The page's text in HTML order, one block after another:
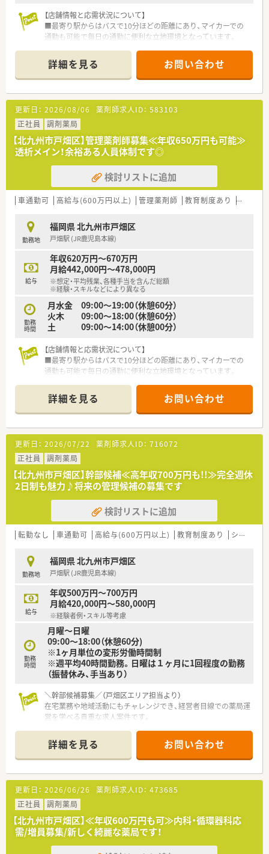
【求人情報について】
■正社員としての募集となっており、これまでのご経験に応じて
がしっかりと評価される仕組みがあります。
■年俸制（賞与無し）か月給制（賞与あり）か希望に応じて選択可
■嬉しい完全週休2日制♪
【店舗情報と応需状況について】
■最寄り駅からはバスで10分ほどの距離にあり、マイカーでの
通勤も可能で毎日の通勤に便利な立地環境となっています。
知識を深めながら日々の業務に取り組める環境です。
■薬剤師2名と事務員2.5名の手厚い人員体制を整えており、一人
ひとりの業務負担を軽減しながらゆとりを持って働けます。
【法人特徴について】
■福岡市や北九州市などのエリアで複数の店舗を運営しており、
創業から39年目を迎える地域に根差した安定企業です。
■クリニックの開院と同時に開局するケースが多く、門前医療機
関との関係性が非常に良好でスムーズな連携が可能です。
■利益をしっかりと社員に還元する社風があり、役職に関係なく
毎年確実な昇給実績があるため長く安心して働けます。
■年間休日は120.5日と非常に多く、お盆や年末年始の休暇に加
えて誕生日月には1日の特別休暇を取得することができます。
■管理薬剤師候補または一般薬剤師の募集を行っており、ご経験
やスキルに応じて年収600万円から650万円の提示が可能です。
■年間休日は120.5日と非常に多く、お盆や年末年始の休暇に加
えて誕生日月には1日の特別休暇を取得することができます。
■通勤手当や時間外手当はもちろんのこと、研修会費用の補助や
処方箋負担額の半額を補助する医療制度など手当が充実してい
ます。
【こんな取り組みをしています】
■地域の公民館などで住民100人規模の健康セミナーを定期的
に開催し、地域社会の健康増進に積極的に貢献しています。
診日特別休暇など、子育て世代を手厚く支援する制度がありま
す。
■地域医療への貢献を目指し、市の急患センターや学校薬剤師な
ど外部の行政活動にも積極的に参加できる体制を整えていま
す。
詳細を見る お問い合わせ
更新日： 2026/08/06 薬剤師求人ID： 583103
正社員
調剤薬局
【北九州市戸畑区】管理薬剤師募集≪年収650万円も可能≫
透析メイン！余裕ある人員体制です◎
検討リストに追加
車通勤可 高給与(600万円以上) 管理薬剤師 教育制度あり シフト
勤務地
福岡県 北九州市戸畑区
戸畑駅 (JR鹿児島本線)
給与
年収620万円～670万円
月給442,000円～478,000円
※想定・平均残業、各種手当を含んだ総額
※経験・スキルなどにより異なる
勤務
時間
月水金 09:00～19:00（休憩60分）
火木 09:00～18:00（休憩60分）
土 09:00～14:00（休憩00分）
【店舗情報と応需状況について】
■最寄り駅からはバスで10分ほどの距離にあり、マイカーでの
通勤も可能で毎日の通勤に便利な立地環境となっています。
知識を深めながら日々の業務に取り組める環境です。
■薬剤師2名と事務員2.5名の手厚い人員体制を整えており、一人
ひとりの業務負担を軽減しながらゆとりを持って働けます。
【法人特徴について】
■福岡市や北九州市などのエリアで複数の店舗を運営しており、
創業から39年目を迎える地域に根差した安定企業です。
■クリニックの開院と同時に開局するケースが多く、門前医療機
関との関係性が非常に良好でスムーズな連携が可能です。
■利益をしっかりと社員に還元する社風があり、役職に関係なく
毎年確実な昇給実績があるため長く安心して働けます。
■年間休日は120.5日と非常に多く、お盆や年末年始の休暇に加
えて誕生日月には1日の特別休暇を取得することができます。
■管理薬剤師候補または一般薬剤師の募集を行っており、ご経験
やスキルに応じて年収600万円から650万円の提示が可能です。
■年間休日は120.5日と非常に多く、お盆や年末年始の休暇に加
えて誕生日月には1日の特別休暇を取得することができます。
■通勤手当や時間外手当はもちろんのこと、研修会費用の補助や
処方箋負担額の半額を補助する医療制度など手当が充実してい
ます。
【こんな取り組みをしています】
■地域の公民館などで住民100人規模の健康セミナーを定期的
に開催し、地域社会の健康増進に積極的に貢献しています。
■お子さんが産まれて1年以内のオムツ代補助制度や産婦人科受
す。
■地域医療への貢献を目指し、市の急患センターや学校薬剤師な
ど外部の行政活動にも積極的に参加できる体制を整えていま
す。
詳細を見る お問い合わせ
更新日： 2026/07/22 薬剤師求人ID： 716072
正社員
調剤薬局
【北九州市戸畑区】幹部候補≪高年収700万円も!!≫完全週休
2日制も魅力♪将来の管理候補の募集です
検討リストに追加
転勤なし 車通勤可 高給与(600万円以上) 教育制度あり シフト制
勤務地
福岡県 北九州市戸畑区
戸畑駅 (JR鹿児島本線)
給与
年収500万円～700万円
月給420,000円～580,000円
※経験者例・スキル等考慮
勤務
時間
月曜〜日曜
09:00～18:00（休憩60分)
※1ヶ月単位の変形労働時間制
※週平均40時間勤務。日曜は１ヶ月に1回程度の勤務
（振替休み、手当あり）
＼幹部候補募集／（戸畑区エリア担当より）
在宅業務や地域活動にもチャレンジでき、経営者目線での薬局運
営を学べる貴重な求人案件です。
【店舗情報と応需状況について】
■戸畑駅から車で10分の立地であり、心療内科50パーセントと
泌尿器皮膚科25パーセントの処方を主に応需しています。
■1日あたり80枚から100枚の処方箋を応需しており、完全予約
制を採用しているため残業が発生しにくい環境です。
■現在は常勤4名とパート1名の薬剤師に加えて事務員4名が在
籍しており、ゆとりを持った人員体制を確保しています。
【募集背景と求める人物像について】
■今回は将来的に経営者の右腕としてご活躍いただける幹部候
詳細を見る お問い合わせ
更新日： 2026/06/26 薬剤師求人ID： 473685
正社員
調剤薬局
【北九州市戸畑区】≪年収600万円も可≫内科・循環器科応
需/増員募集/新しく綺麗な薬局です！